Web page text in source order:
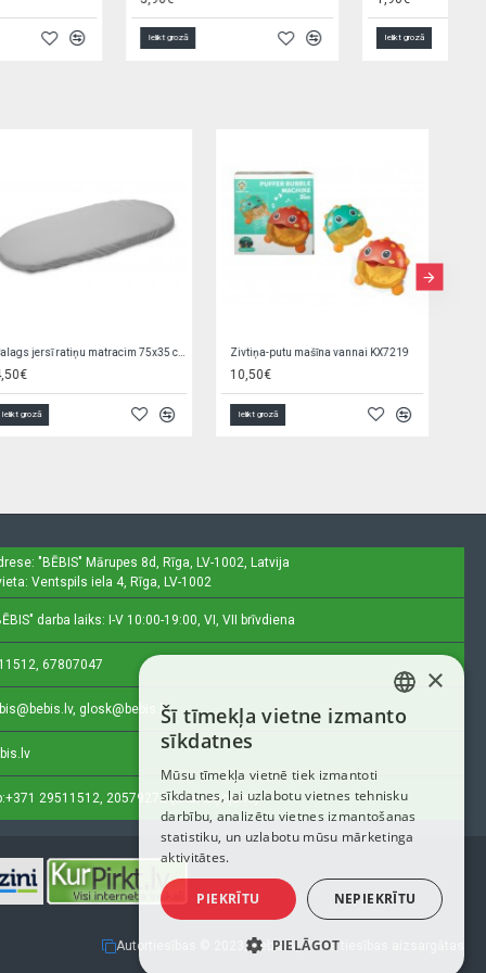
Ielikt grozā Ielikt grozā
Teleskops 34,5 cm ZA3071
6,90€
Ielikt grozā
Attīstošā rotaļlieta GARDEN GIRL 1491
11,90€
Ielikt grozā
"BĒBIS" Mārupes 8d, Rīga, LV-1002, Latvija
Ventspils iela 4, Rīga, LV-1002
darba laiks: I-V 10:00-19:00, VI, VII brīvdiena
67807047
glosk@bebis.lv
+371 29511512, 20579272 (tikai ziņojumi)
Autortiesības © 2023, Bebis.lv, Visas tiesības aizsargātas
LATVIAN
ENGLISH
×
Šī tīmekļa vietne izmanto
sīkdatnes
Mūsu tīmekļa vietnē tiek izmantoti
sīkdatnes, lai uzlabotu vietnes tehnisku
darbību, analizētu vietnes izmantošanas
statistiku, un uzlabotu mūsu mārketinga
aktivitātes.
PIEKRĪTU NEPIEKRĪTU
PIELĀGOT